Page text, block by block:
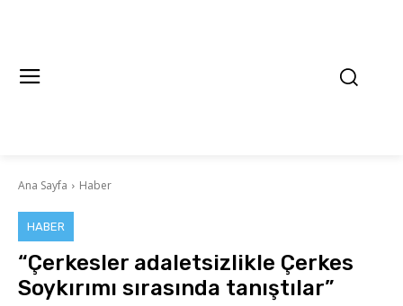
Ana Sayfa Haber
HABER
“Çerkesler adaletsizlikle Çerkes
Soykırımı sırasında tanıştılar”